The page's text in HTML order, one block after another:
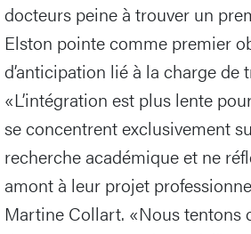
docteurs peine à trouver un
Elston pointe comme premier
d’anticipation lié à la charge de
«L’intégration est plus lente
se concentrent exclusivement
recherche académique et ne
amont à leur projet
Martine Collart. «Nous tentons